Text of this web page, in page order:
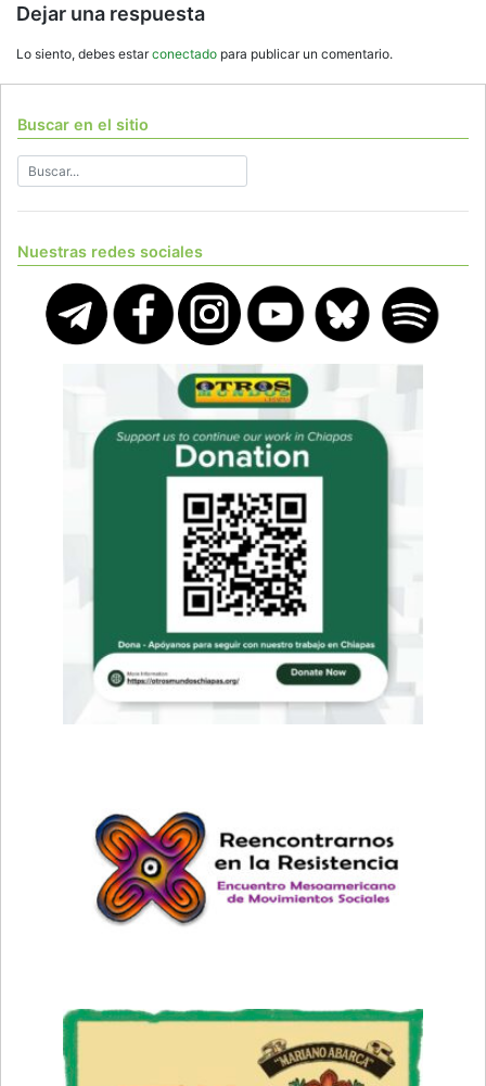
Dejar una respuesta
Lo siento, debes estarconectado para publicar un comentario.
Buscar en el sitio
Nuestras redes sociales